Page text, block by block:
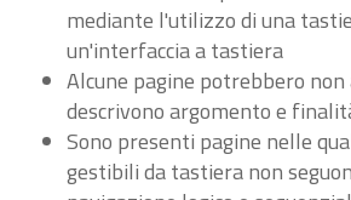
mediante l'utilizzo di una
un'interfaccia a tastiera
Alcune pagine potrebbero
descrivono argomento e
Sono presenti pagine nelle
gestibili da tastiera non